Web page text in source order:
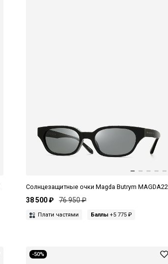
Солнцезащитные очки Magda Butrym MAGDA22
38 500 ₽ 76 950 ₽
Плати частями Баллы +5 775 ₽
-50%